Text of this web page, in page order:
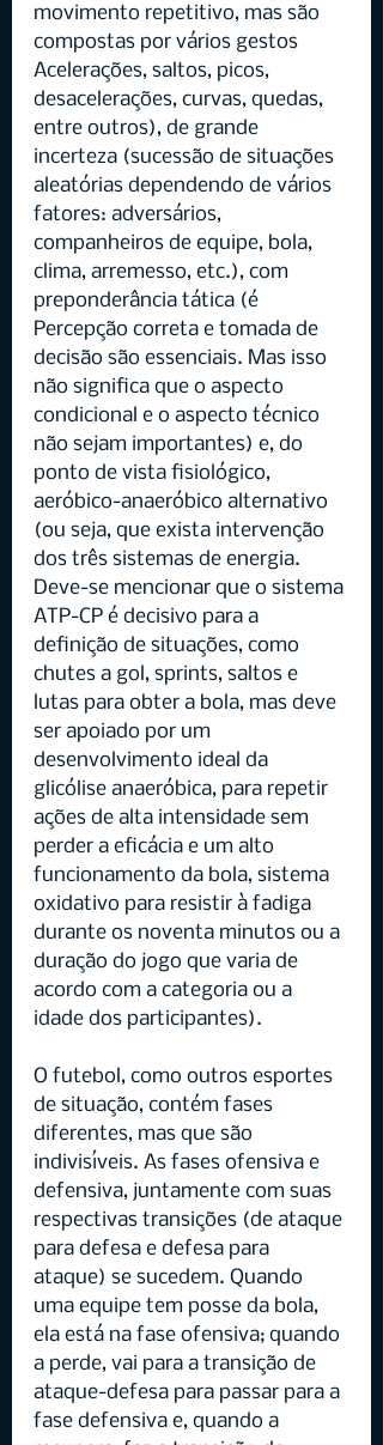
movimento repetitivo, mas são
compostas por vários gestos
Acelerações, saltos, picos,
desacelerações, curvas, quedas,
entre outros), de grande
incerteza (sucessão de situações
aleatórias dependendo de vários
fatores: adversários,
companheiros de equipe, bola,
clima, arremesso, etc.), com
preponderância tática (é
Percepção correta e tomada de
decisão são essenciais. Mas isso
não significa que o aspecto
condicional e o aspecto técnico
não sejam importantes) e, do
ponto de vista fisiológico,
aeróbico-anaeróbico alternativo
(ou seja, que exista intervenção
dos três sistemas de energia.
Deve-se mencionar que o sistema
ATP-CP é decisivo para a
definição de situações, como
chutes a gol, sprints, saltos e
lutas para obter a bola, mas deve
ser apoiado por um
desenvolvimento ideal da
glicólise anaeróbica, para repetir
ações de alta intensidade sem
perder a eficácia e um alto
funcionamento da bola, sistema
oxidativo para resistir à fadiga
durante os noventa minutos ou a
duração do jogo que varia de
acordo com a categoria ou a
idade dos participantes).
O futebol, como outros esportes
de situação, contém fases
diferentes, mas que são
indivisíveis. As fases ofensiva e
defensiva, juntamente com suas
respectivas transições (de ataque
para defesa e defesa para
ataque) se sucedem. Quando
uma equipe tem posse da bola,
ela está na fase ofensiva; quando
a perde, vai para a transição de
ataque-defesa para passar para a
fase defensiva e, quando a